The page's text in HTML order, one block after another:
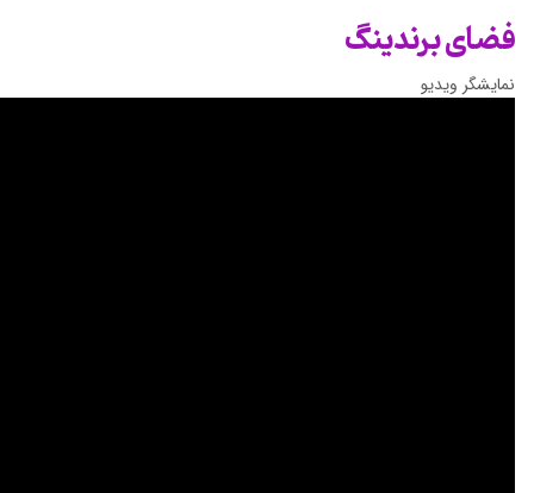
فضای برندینگ
نمایشگر ویدیو